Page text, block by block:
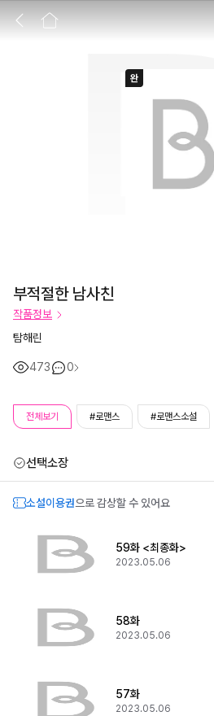
부
부적절한 남사친
작품정보
탐해린
473 0
전체보기 #로맨스 #로맨스소설
선택소장
소설이용권으로 감상할 수 있어요
59화 <최종화>
2023.05.06
58화
2023.05.06
57화
2023.05.06